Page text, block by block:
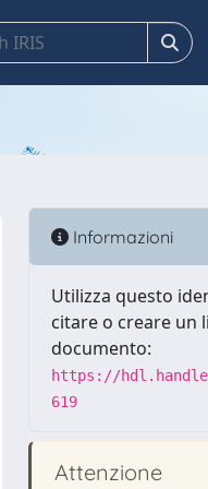
Informazioni
Utilizza questo
citare o creare un
documento:
https://
619
Attenzione